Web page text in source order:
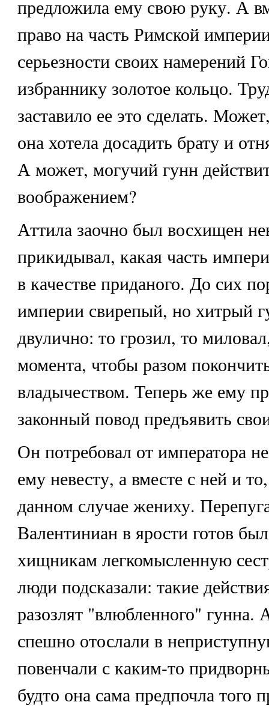
предложила ему свою руку. А
право на часть Римской
серьезности своих намерений
избраннику золотое кольцо.
заставило ее это сделать.
она хотела досадить брату и
А может, могучий гунн
воображением?
Аттила заочно был восхищен
прикидывал, какая часть
в качестве приданого. До сих
империи свирепый, но хитрый
двулично: то грозил, то
момента, чтобы разом
владычеством. Теперь же ему
законный повод предъявить
Он потребовал от императора
ему невесту, а вместе с ней и
данном случае жениху.
Валентиниан в ярости готов
хищникам легкомысленную
люди подсказали: такие
разозлят "влюбленного"
спешно отослали в
повенчали с каким-то
будто она сама предпочла того